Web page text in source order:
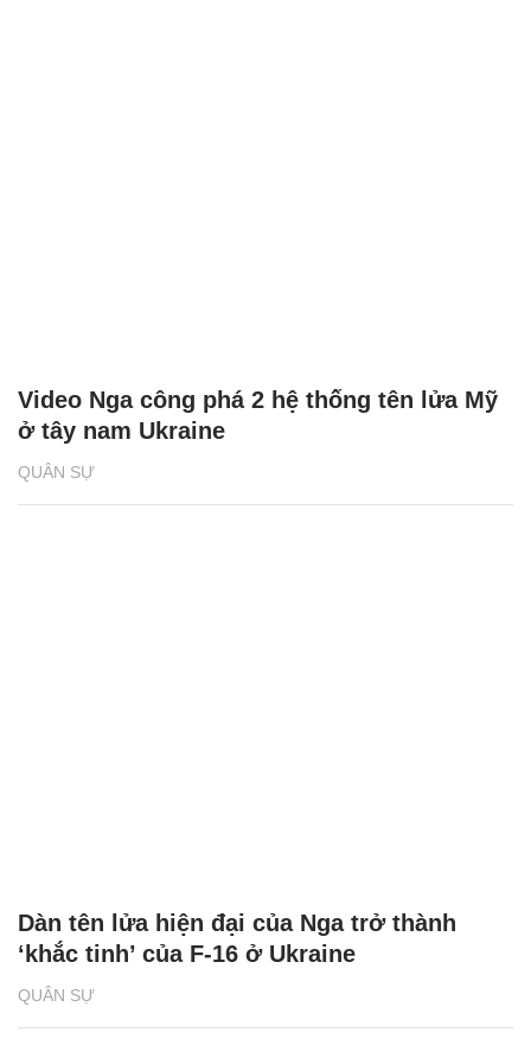
QUÂN SỰ
Video Nga công phá 2 hệ thống tên lửa Mỹ
ở tây nam Ukraine
QUÂN SỰ
Dàn tên lửa hiện đại của Nga trở thành
‘khắc tinh’ của F-16 ở Ukraine